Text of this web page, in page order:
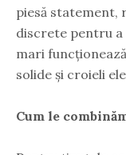
piesă statement,
discrete pentru a
mari
solide și croieli
Cum le